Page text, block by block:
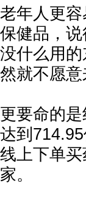
老年人更
保健品，
没什么用
然就不愿意
更要命的
达到
线上下单
家。